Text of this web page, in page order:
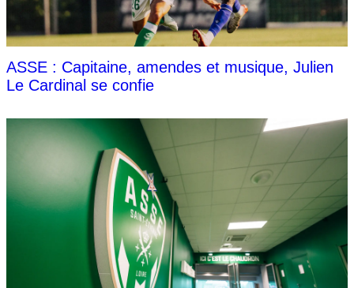
ASSE : Capitaine, amendes et musique, Julien
Le Cardinal se confie